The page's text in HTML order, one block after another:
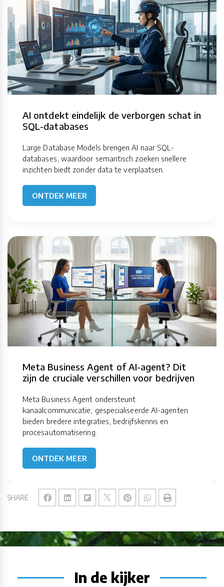
SHARE
AI ontdekt eindelijk de verborgen schat in
SQL-databases
Large Database Models brengen AI naar SQL-
databases, waardoor semantisch zoeken snellere
inzichten biedt zonder data te verplaatsen.
ONTDEK MEER
Meta Business Agent of AI-agent? Dit
zijn de cruciale verschillen voor bedrijven
Meta Business Agent ondersteunt
kanaalcommunicatie; gespecialiseerde AI-agenten
bieden bredere integraties, bedrijfskennis en
procesautomatisering.
ONTDEK MEER
In de kijker